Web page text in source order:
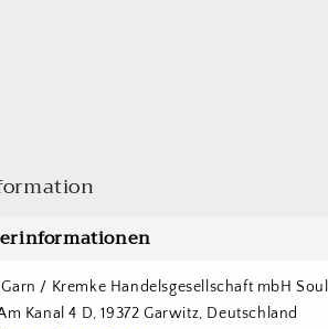
Garn / Kremke Handelsgesellschaft mbH
Kanal 4 D, 19372 Garwitz, Deutschland